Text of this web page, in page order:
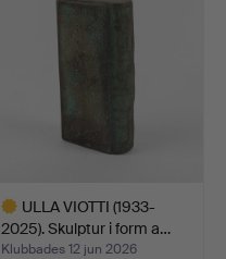
ULLA VIOTTI (1933-
2025). Skulptur i form a…
Klubbades 12 jun 2026